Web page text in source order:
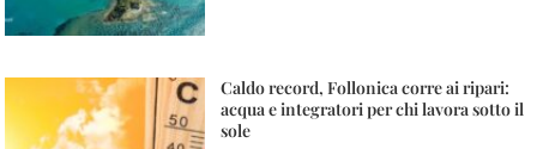
Caldo record, Follonica corre ai ripari:
acqua e integratori per chi lavora sotto il
sole